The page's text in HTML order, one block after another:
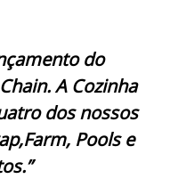
do
A Cozinha
dos nossos
Pools e